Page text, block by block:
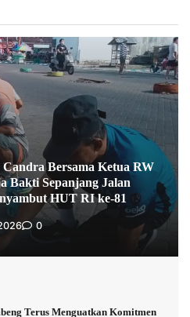
Bersama Ketua RW
Bakti Sepanjang Jalan
HUT RI ke-81
0
Terus Menguatkan Komitmen